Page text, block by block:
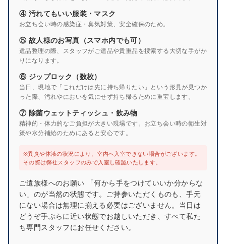
④ 汚れてもいい服装・マスク
お立ち会い時の感染症・臭気対策、安全確保のため。
⑤ 故人様のお写真（スマホ内でも可）
遺品整理の際、スタッフがご遺品や貴重品を捜索する大切な手がか
りになります。
⑥ ジップロック（数枚）
当日、現地で「これだけは先に持ち帰りたい」という形見が見つか
った際、汚れやにおいを気にせず持ち帰るために重宝します。
⑦ 除菌ウェットティッシュ・飲み物
精神的・体力的なご負担が大きい現場です。お立ち会い時の衛生対
策や水分補給のためにあると安心です。
※異臭や体液の状況により、室内へ入室できない場合がございます。
その際は弊社スタッフのみで入室し確認いたします。
ご遺族様へのお願い 「何から手をつけていいか分からな
い」のが当然の状態です。ご持参いただくものも、手元
にない場合は無理に揃える必要はございません。当日は
どうぞ手ぶらに近い状態でお越しいただき、すべて私た
ち専門スタッフにお任せください。